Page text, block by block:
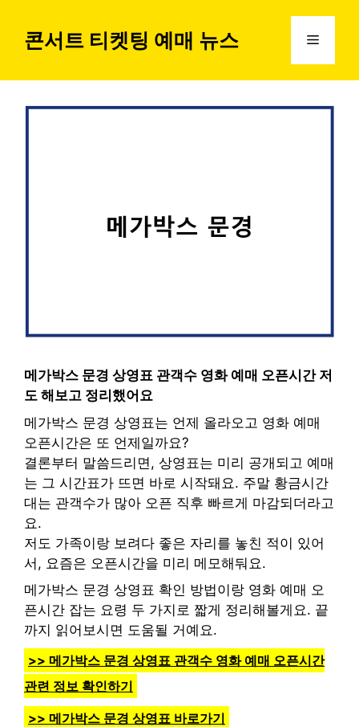
콘서트 티켓팅 예매 뉴스 메
메가박스 문경 상영표 관객수 영화 예매 오픈시간 저
도 해보고 정리했어요
메가박스 문경 상영표는 언제 올라오고 영화 예매
오픈시간은 또 언제일까요?
결론부터 말씀드리면, 상영표는 미리 공개되고 예매
는 그 시간표가 뜨면 바로 시작돼요. 주말 황금시간
대는 관객수가 많아 오픈 직후 빠르게 마감되더라고
요.
저도 가족이랑 보려다 좋은 자리를 놓친 적이 있어
서, 요즘은 오픈시간을 미리 메모해둬요.
메가박스 문경 상영표 확인 방법이랑 영화 예매 오
픈시간 잡는 요령 두 가지로 짧게 정리해볼게요. 끝
까지 읽어보시면 도움될 거예요.
>> 메가박스 문경 상영표 관객수 영화 예매 오픈시간
관련 정보 확인하기
>> 메가박스 문경 상영표 바로가기